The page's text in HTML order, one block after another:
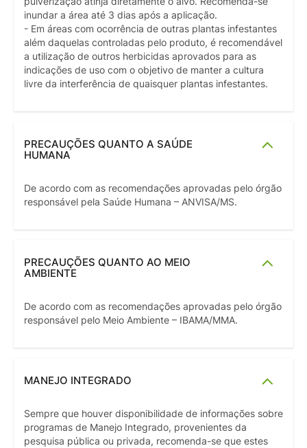
inundar a área até 3 dias após a aplicação.
- Em áreas com ocorrência de outras plantas infestantes
além daquelas controladas pelo produto, é recomendável
a utilização de outros herbicidas aprovados para as
indicações de uso com o objetivo de manter a cultura
livre da interferência de quaisquer plantas infestantes.
PRECAUÇÕES QUANTO A SAÚDE
HUMANA
De acordo com as recomendações aprovadas pelo órgão
responsável pela Saúde Humana – ANVISA/MS.
PRECAUÇÕES QUANTO AO MEIO
AMBIENTE
De acordo com as recomendações aprovadas pelo órgão
responsável pelo Meio Ambiente – IBAMA/MMA.
MANEJO INTEGRADO
Sempre que houver disponibilidade de informações sobre
programas de Manejo Integrado, provenientes da
pesquisa pública ou privada, recomenda-se que estes